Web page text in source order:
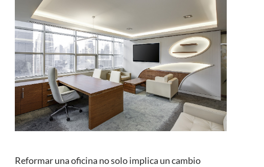
Reformar una oficina no solo implica un cambio